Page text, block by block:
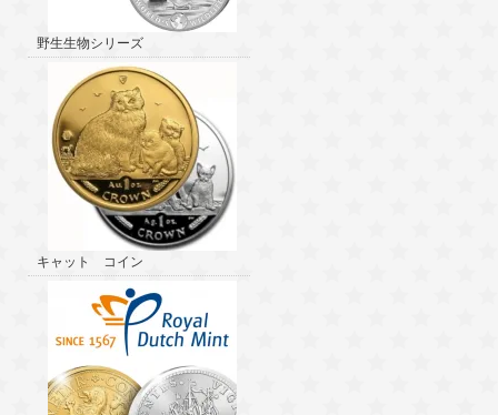
野生生物シリーズ
キャット コイン